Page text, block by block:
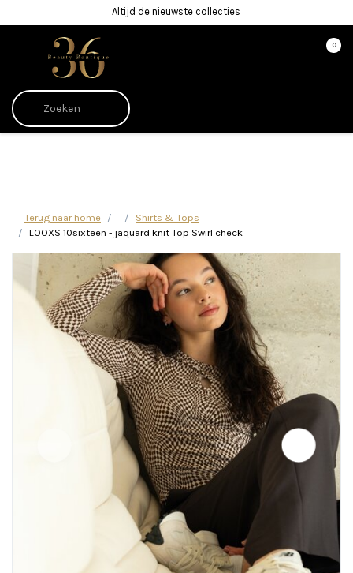
Altijd de nieuwste collecties
0
Terug naar home
Shirts & Tops
LOOXS 10sixteen - jaquard knit Top Swirl check